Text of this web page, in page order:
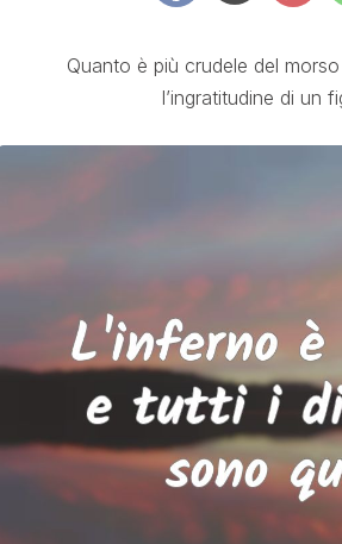
Quanto è più crudele del
l’ingratitudine di un